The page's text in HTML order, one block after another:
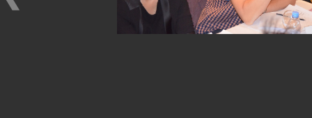
Семинар с КГД и разработчиками